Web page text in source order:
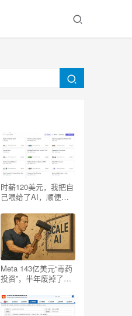
时薪120美元，我把自
己喂给了AI，顺便砸
Meta 143亿美元“毒药
投资”，半年废掉了一